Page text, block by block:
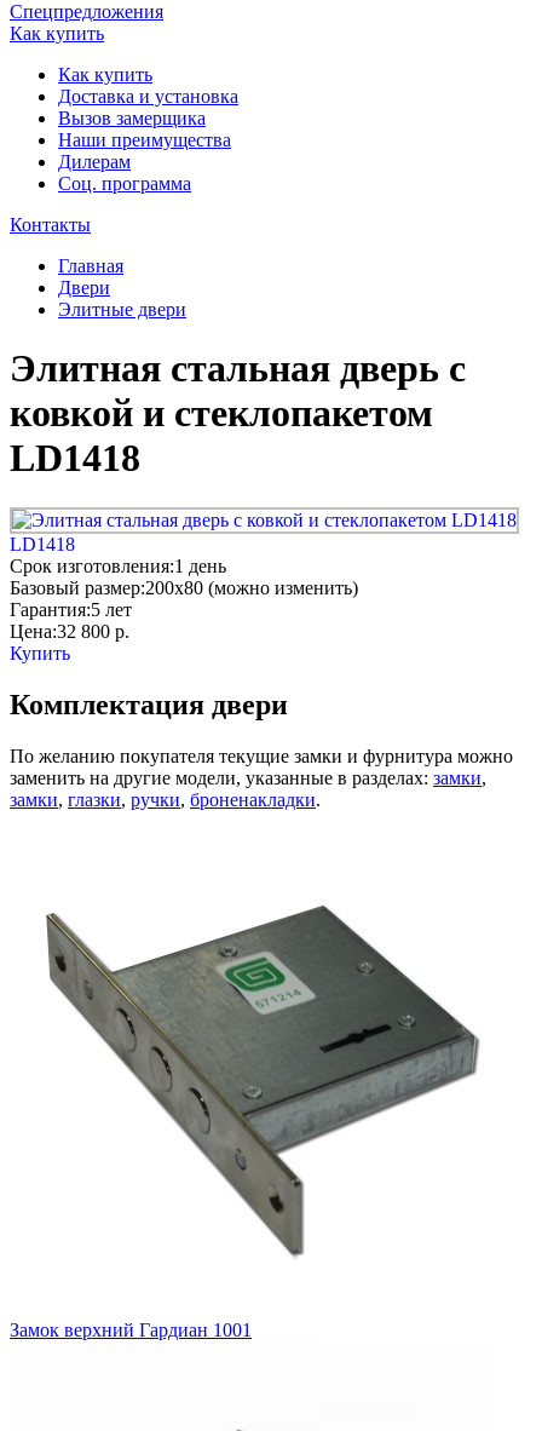
Спецпредложения
Как купить
Как купить
Доставка и установка
Вызов замерщика
Наши преимущества
Дилерам
Соц. программа
Контакты
Главная
Двери
Элитные двери
Элитная стальная дверь с
ковкой и стеклопакетом
LD1418
LD1418
Срок изготовления:1 день
Базовый размер:200x80 (можно изменить)
Гарантия:5 лет
Цена:32 800 р.
Купить
Комплектация двери
По желанию покупателя текущие замки и фурнитура можно
заменить на другие модели, указанные в разделах: замки,
замки, глазки, ручки, броненакладки.
Замок верхний Гардиан 1001